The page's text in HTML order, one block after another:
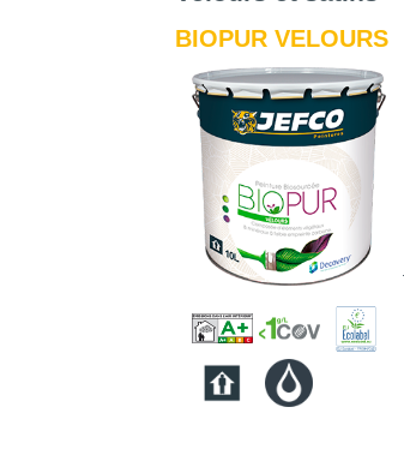
BIOPUR VELOURS